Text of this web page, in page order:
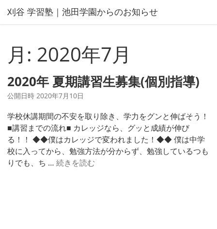
刈谷 学習塾｜池田学園からのお知らせ
月: 2020年7月
2020年 夏期講習生募集(個別指導)
公開日時 2020年7月10日
学校休講期間の不安を取り除き、学力をグンと伸ばそう！
■講習までの流れ■ カレッジなら、グッと成績が伸び
る！！ ◆◆僕はカレッジで変われました！◆◆ 僕は中学
校に入ってから、勉強方法が分からず、勉強しているつも
りでも、ち … 続きを読む